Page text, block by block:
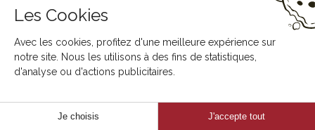
Thermocollant et
autocollant soucoupe
volante
Thermocollant blason
Les Cookies
Avec les cookies, profitez d'une meilleure expérience sur
notre site. Nous les utilisons à des fins de statistiques,
d'analyse ou d'actions publicitaires.
Je choisis J'accepte tout